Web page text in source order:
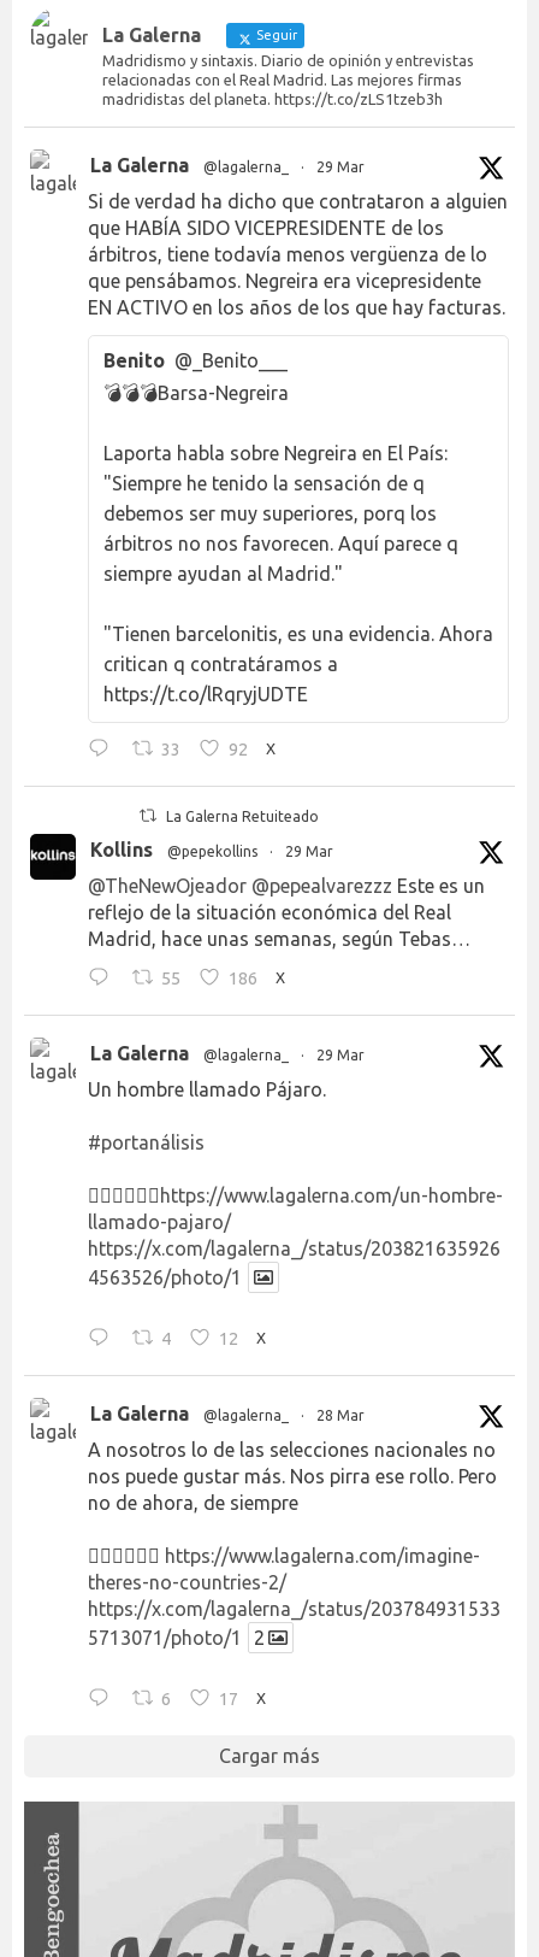
La Galerna Seguir
Madridismo y sintaxis. Diario de opinión y entrevistas
relacionadas con el Real Madrid. Las mejores firmas
madridistas del planeta. https://t.co/zLS1tzeb3h
La Galerna @lagalerna_ · 29 Mar
Si de verdad ha dicho que contrataron a alguien
que HABÍA SIDO VICEPRESIDENTE de los
árbitros, tiene todavía menos vergüenza de lo
que pensábamos. Negreira era vicepresidente
EN ACTIVO en los años de los que hay facturas.
Benito @_Benito___
💣💣💣Barsa-Negreira
Laporta habla sobre Negreira en El País:
"Siempre he tenido la sensación de q
debemos ser muy superiores, porq los
árbitros no nos favorecen. Aquí parece q
siempre ayudan al Madrid."
"Tienen barcelonitis, es una evidencia. Ahora
critican q contratáramos a
https://t.co/lRqryjUDTE
33 92 X
La Galerna Retuiteado
Kollins @pepekollins · 29 Mar
@TheNewOjeador @pepealvarezzz Este es un
reflejo de la situación económica del Real
Madrid, hace unas semanas, según Tebas…
55 186 X
La Galerna @lagalerna_ · 29 Mar
Un hombre llamado Pájaro.
#portanálisis
👉🏻👉🏻👉🏻 https://www.lagalerna.com/un-hombre-
llamado-pajaro/
https://x.com/lagalerna_/status/203821635926
4563526/photo/1
4 12 X
La Galerna @lagalerna_ · 28 Mar
A nosotros lo de las selecciones nacionales no
nos puede gustar más. Nos pirra ese rollo. Pero
no de ahora, de siempre
👉🏻👉🏻👉🏻 https://www.lagalerna.com/imagine-
theres-no-countries-2/
https://x.com/lagalerna_/status/203784931533
5713071/photo/1
2
6 17 X
Cargar más